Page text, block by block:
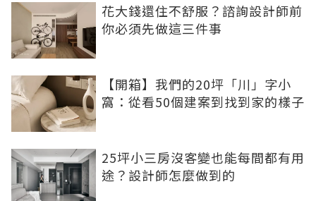
花大錢還住不舒服？諮詢設計師前
你必須先做這三件事
【開箱】我們的20坪「川」字小
窩：從看50個建案到找到家的樣子
25坪小三房沒客變也能每間都有用
途？設計師怎麼做到的